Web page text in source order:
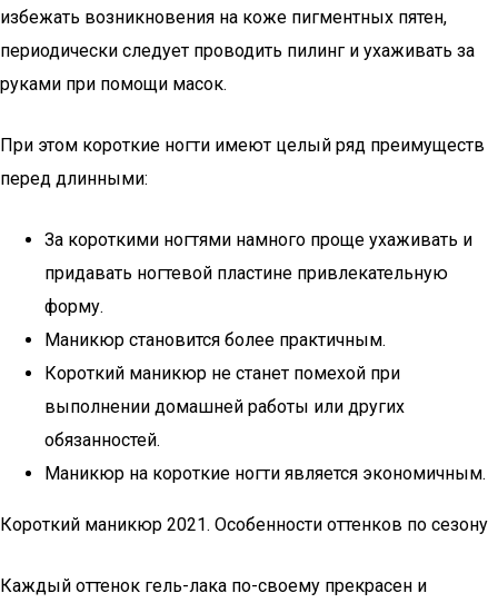
избежать возникновения на коже пигментных пятен,
периодически следует проводить пилинг и ухаживать за
руками при помощи масок.
При этом короткие ногти имеют целый ряд преимуществ
перед длинными:
За короткими ногтями намного проще ухаживать и
придавать ногтевой пластине привлекательную
форму.
Маникюр становится более практичным.
Короткий маникюр не станет помехой при
выполнении домашней работы или других
обязанностей.
Маникюр на короткие ногти является экономичным.
Короткий маникюр 2021. Особенности оттенков по сезону
Каждый оттенок гель-лака по-своему прекрасен и